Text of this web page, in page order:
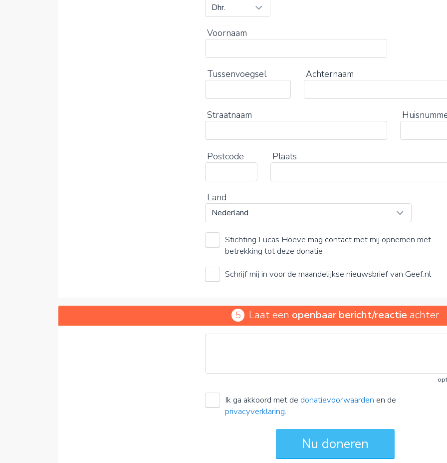
Voornaam
Tussenvoegsel Achternaam
Straatnaam
Postcode Plaats
Land
Stichting Lucas Hoeve mag contact met mij opnemen met
betrekking tot deze donatie
Schrijf mij in voor de maandelijkse nieuwsbrief van Geef.nl
5 Laat een openbaar bericht/reactie achter
Ik ga akkoord met de donatievoorwaarden en de
privacyverklaring.